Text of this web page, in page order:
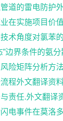
道的雷电防护
实施项目价值管理方面
度对氯苯的半批和连续硝
边界条件的氨分
分析方法及其在天然气球形
程外文翻译资
责任.外文翻译
事件在莫洛多卡西